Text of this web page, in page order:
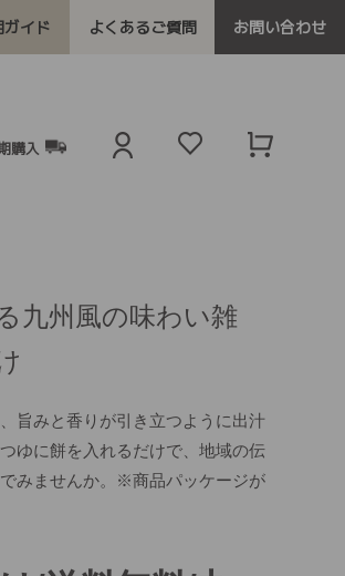
ガイド よくあるご質問 お問い合わせ
購入
九州風の味わい雑
旨みと香りが引き立つように出汁
ゆに餅を入れるだけで、地域の伝
みませんか。※商品パッケージが